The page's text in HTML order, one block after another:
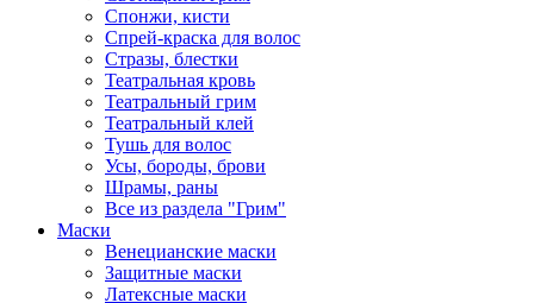
Спонжи, кисти
Спрей-краска для волос
Стразы, блестки
Театральная кровь
Театральный грим
Театральный клей
Тушь для волос
Усы, бороды, брови
Шрамы, раны
Все из раздела "Грим"
Маски
Венецианские маски
Защитные маски
Латексные маски